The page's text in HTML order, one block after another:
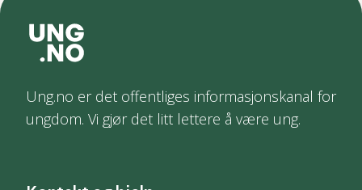
Ung.no er det offentliges informasjonskanal for
ungdom. Vi gjør det litt lettere å være ung.